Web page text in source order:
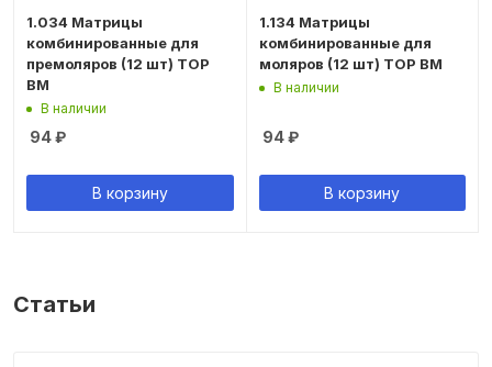
1.034 Матрицы
комбинированные для
премоляров (12 шт) ТОР
ВМ
В наличии
94₽
В корзину
1.134 Матрицы
комбинированные для
моляров (12 шт) ТОР ВМ
В наличии
94₽
В корзину
Статьи